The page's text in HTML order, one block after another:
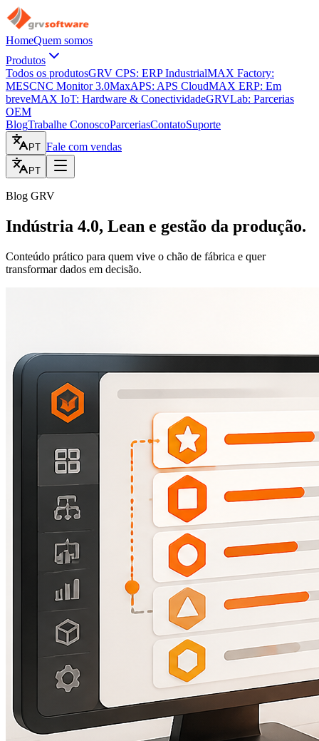
HomeQuem somos
Produtos
Todos os produtosGRV CPS: ERP IndustrialMAX Factory:
MESCNC Monitor 3.0MaxAPS: APS CloudMAX ERP: Em
breveMAX IoT: Hardware & ConectividadeGRVLab: Parcerias
OEM
BlogTrabalhe ConoscoParceriasContatoSuporte
PT Fale com vendas
PT
Blog GRV
Indústria 4.0, Lean e gestão da produção.
Conteúdo prático para quem vive o chão de fábrica e quer
transformar dados em decisão.